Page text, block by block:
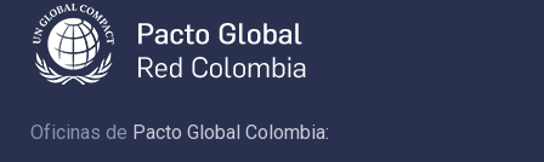
Oficinas de Pacto Global Colombia: